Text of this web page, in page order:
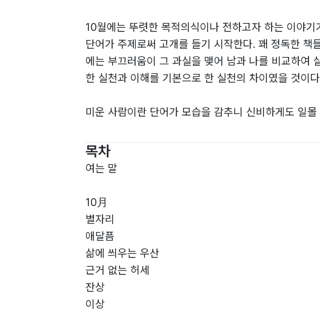
10월에는 뚜렷한 목적의식이나 전하고자 하는 이야
단어가 주제로써 고개를 들기 시작한다. 꽤 정독한
에는 부끄러움이 그 과실을 맺어 남과 나를 비교하여
한 실천과 이해를 기본으로 한 실천의 차이였을 것이
미운 사람이란 단어가 모습을 감추니 신비하게도 일
싸한 향기를 냈는데 어쩌면 나는 그것으로부터 게슴
을 자칭할 수 있게 됐으면 한다는 바램을, 모서리에
책을 조금이나마 덜 지루하게 꾸며주기를 바랄 뿐이다.
한편 역이란 시집의 끝자락에 있는 ‘두고 가는 말’로,
몇 명에게 몇 번을 전하든 진심이 닳지 않을 영원한 나
결론적으로는 고리타분하게
또 사랑을 노래하는 바이다.
목차
여는 말
10月
별자리
애달픔
삶에 씌우는 우산
근거 없는 허세
잔상
이상